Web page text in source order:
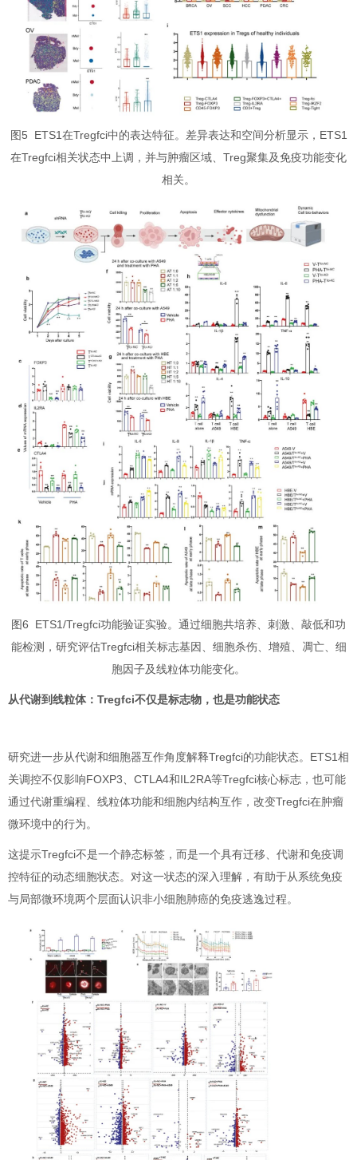
图5 ETS1在Tregfci中的表达特征。差异表达和空间分析显示，ETS1
在Tregfci相关状态中上调，并与肿瘤区域、Treg聚集及免疫功能变化
相关。
图6 ETS1/Tregfci功能验证实验。通过细胞共培养、刺激、敲低和功
能检测，研究评估Tregfci相关标志基因、细胞杀伤、增殖、凋亡、细
胞因子及线粒体功能变化。
从代谢到线粒体：Tregfci不仅是标志物，也是功能状态
研究进一步从代谢和细胞器互作角度解释Tregfci的功能状态。ETS1相
关调控不仅影响FOXP3、CTLA4和IL2RA等Tregfci核心标志，也可能
通过代谢重编程、线粒体功能和细胞内结构互作，改变Tregfci在肿瘤
微环境中的行为。
这提示Tregfci不是一个静态标签，而是一个具有迁移、代谢和免疫调
控特征的动态细胞状态。对这一状态的深入理解，有助于从系统免疫
与局部微环境两个层面认识非小细胞肺癌的免疫逃逸过程。